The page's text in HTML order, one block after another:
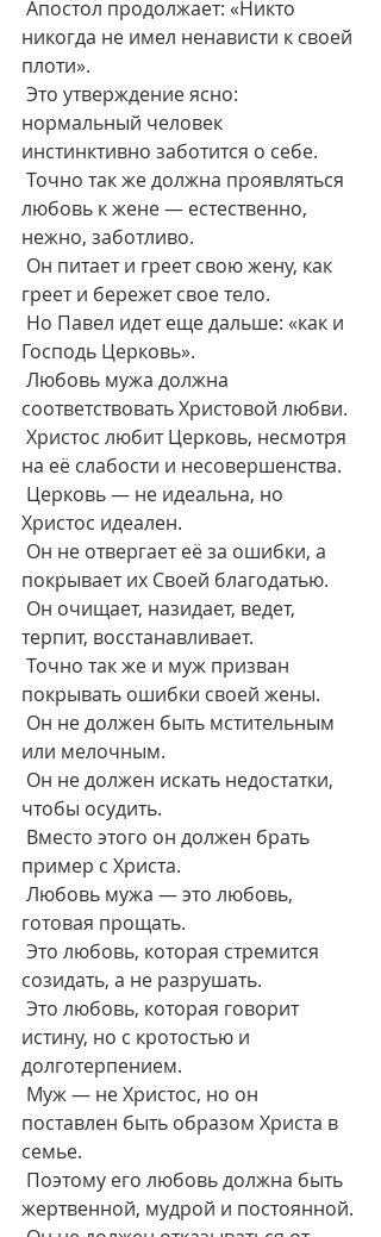
никогда не имел ненависти к своей
плоти».
нормальный человек
инстинктивно заботится о себе.
любовь к жене — естественно,
нежно, заботливо.
греет и бережет свое тело.
Господь Церковь».
соответствовать Христовой любви.
на её слабости и несовершенства.
Христос идеален.
покрывает их Своей благодатью.
терпит, восстанавливает.
покрывать ошибки своей жены.
или мелочным.
чтобы осудить.
пример с Христа.
готовая прощать.
созидать, а не разрушать.
истину, но с кротостью и
долготерпением.
поставлен быть образом Христа в
семье.
жертвенной, мудрой и постоянной.